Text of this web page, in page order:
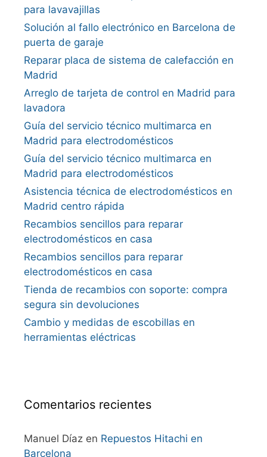
para lavavajillas
Solución al fallo electrónico en Barcelona de
puerta de garaje
Reparar placa de sistema de calefacción en
Madrid
Arreglo de tarjeta de control en Madrid para
lavadora
Guía del servicio técnico multimarca en
Madrid para electrodomésticos
Guía del servicio técnico multimarca en
Madrid para electrodomésticos
Asistencia técnica de electrodomésticos en
Madrid centro rápida
Recambios sencillos para reparar
electrodomésticos en casa
Recambios sencillos para reparar
electrodomésticos en casa
Tienda de recambios con soporte: compra
segura sin devoluciones
Cambio y medidas de escobillas en
herramientas eléctricas
Comentarios recientes
Manuel Díaz en Repuestos Hitachi en
Barcelona